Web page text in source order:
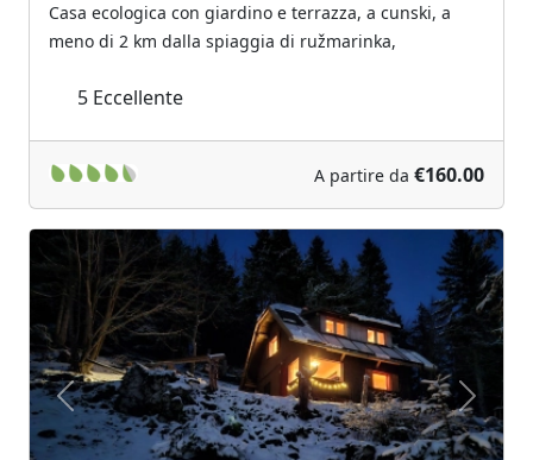
Casa ecologica con giardino e terrazza, a cunski, a
meno di 2 km dalla spiaggia di ružmarinka,
5 Eccellente
A partire da €160.00
Previous Next